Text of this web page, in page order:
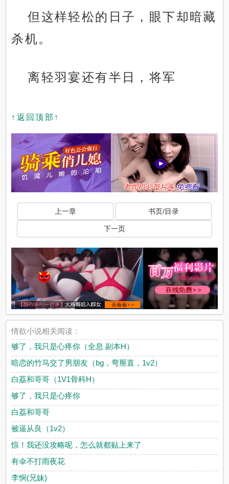
但这样轻松的日子，眼下却暗藏
杀机。
离轻羽宴还有半日，将军
↑返回顶部↑
上一章 书页/目录
下一页
情欲小说相关阅读：
够了，我只是心疼你（全息 副本H）
暗恋的竹马交了男朋友（bg，弯掰直，1v2）
白荔和哥哥（1V1骨科H）
够了，我只是心疼你
白荔和哥哥
被逼从良（1v2）
惊！我还没攻略呢，怎么就都贴上来了
有伞不打雨夜花
李悯(兄妹)